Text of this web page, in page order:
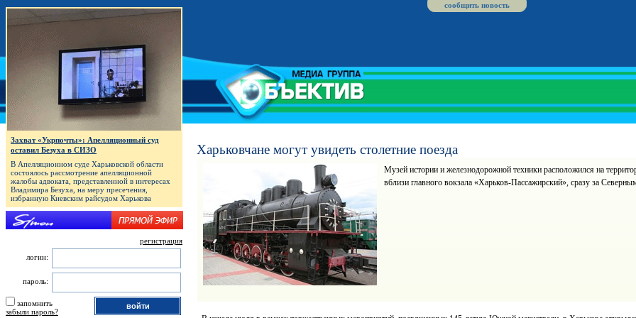
сообщить новость
Харьковчане могут увидеть столетние поезда
Музей истории и железнодорожной техники расположился на
вблизи главного вокзала «Харьков-Пассажирский», сразу за
Захват «Укрпочты»: Апелляционный суд
оставил Безуха в СИЗО
В Апелляционном суде Харьковской области
состоялось рассмотрение апелляционной
жалобы адвоката, представленной в интересах
Владимира Безуха, на меру пресечения,
избранную Киевским райсудом Харькова
регистрация
логин:
пароль:
запомнить
забыли пароль?